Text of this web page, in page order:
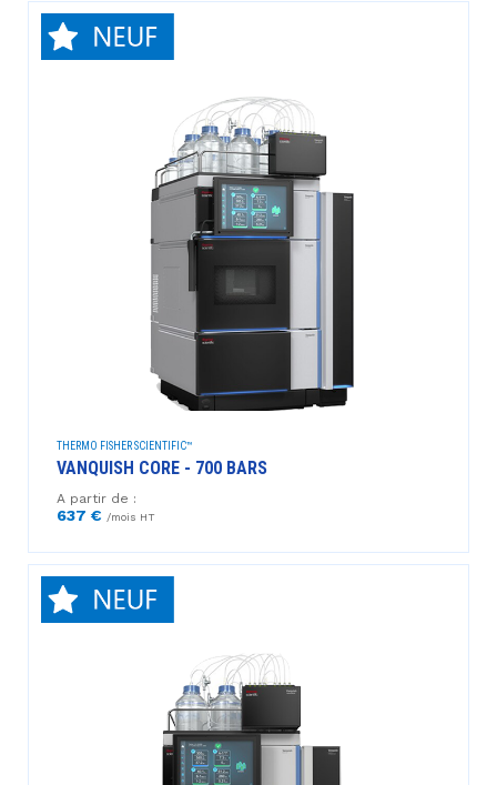
THERMO FISHER SCIENTIFIC™
VANQUISH CORE - 700 BARS
A partir de :
637 € /mois HT